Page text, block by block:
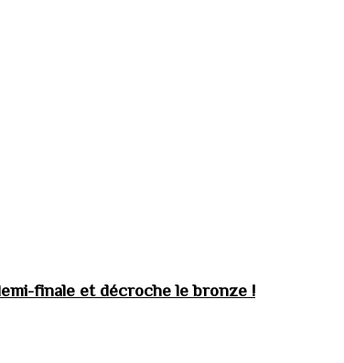
finale et décroche le bronze !